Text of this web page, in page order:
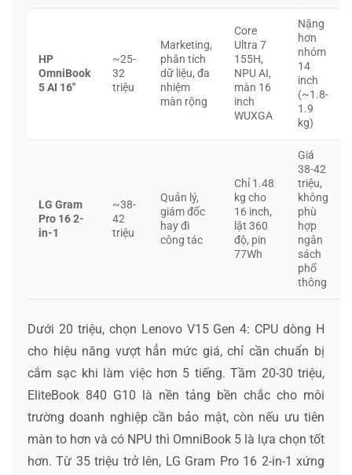
HP
OmniBook
5 AI 16″
~25-
32
triệu
Marketing,
phân tích
dữ liệu, đa
nhiệm
màn rộng
Core
Ultra 7
155H,
NPU AI,
màn 16
inch
WUXGA
Nặng
hơn
nhóm
14
inch
(~1.8-
1.9
kg)
LG Gram
Pro 16 2-
in-1
~38-
42
triệu
Quản lý,
giám đốc
hay đi
công tác
Chỉ 1.48
kg cho
16 inch,
lật 360
độ, pin
77Wh
Giá
38-42
triệu,
không
phù
hợp
ngân
sách
phổ
thông
Dưới 20 triệu, chọn Lenovo V15 Gen 4: CPU dòng H
cho hiệu năng vượt hẳn mức giá, chỉ cần chuẩn bị
cắm sạc khi làm việc hơn 5 tiếng. Tầm 20-30 triệu,
EliteBook 840 G10 là nền tảng bền chắc cho môi
trường doanh nghiệp cần bảo mật, còn nếu ưu tiên
màn to hơn và có NPU thì OmniBook 5 là lựa chọn tốt
hơn. Từ 35 triệu trở lên, LG Gram Pro 16 2-in-1 xứng